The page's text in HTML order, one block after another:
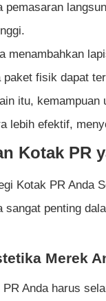
pemasaran
menambahkan
paket fisik dapat
itu,
lebih efektif,
Kotak PR
sangat penting
Merek
Anda harus